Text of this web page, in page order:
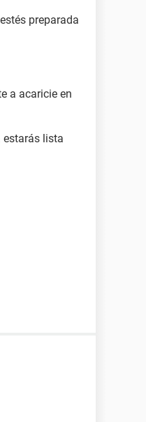
preparada
a acaricie en
estarás lista